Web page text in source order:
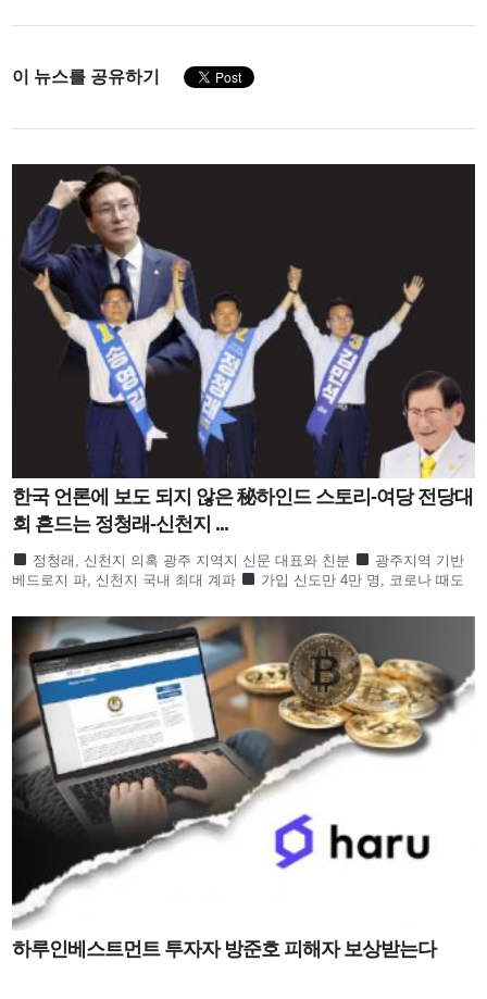
이 뉴스를 공유하기
한국 언론에 보도 되지 않은 秘하인드 스토리-여당 전당대
회 흔드는 정청래-신천지 ...
정청래, 신천지 의혹 광주 지역지 신문 대표와 친분
광주지역 기반
베드로지 파, 신천지 국내 최대 계파
가입 신도만 4만 명, 코로나 때도
하루인베스트먼트 투자자 방준호 피해자 보상받는다